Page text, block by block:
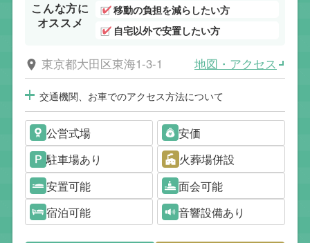
こんな方に
オススメ
移動の負担を減らしたい方
自宅以外で安置したい方
東京都大田区東海1-3-1 地図・アクセス
交通機関、お車でのアクセス方法について
公営式場
安価
駐車場あり
火葬場併設
安置可能
面会可能
宿泊可能
音響設備あり